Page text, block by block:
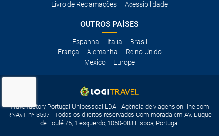
Livro de Reclamações
Acessibilidade
OUTROS PAÍSES
Espanha Italia
Brasil
França
Alemanha
Reino Unido
Mexico
Europe
Travelfactory Portugal Unipessoal LDA - Agência de viagens on-line com
RNAVT nº 3507 - Todos os direitos reservados Com morada em Av. Duque
de Loulé 75, 1 esquerdo, 1050-088 Lisboa, Portugal